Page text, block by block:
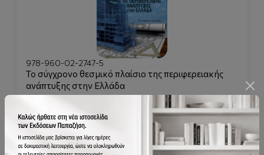
978-960-02-2747-5
Το σύγχρονο θεσμικό πλαίσιο της περιφερειακής
ανάπτυξης στην Ελλάδα